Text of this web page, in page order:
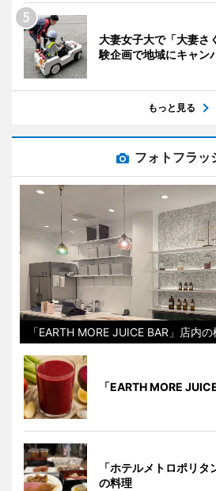
大妻女子大で「大妻
験企画で地域にキャン
もっと見る
フォトフラッ
「EARTH MORE JUICE BAR」店内
「EARTH MORE
「ホテルメトロポリタ
の料理